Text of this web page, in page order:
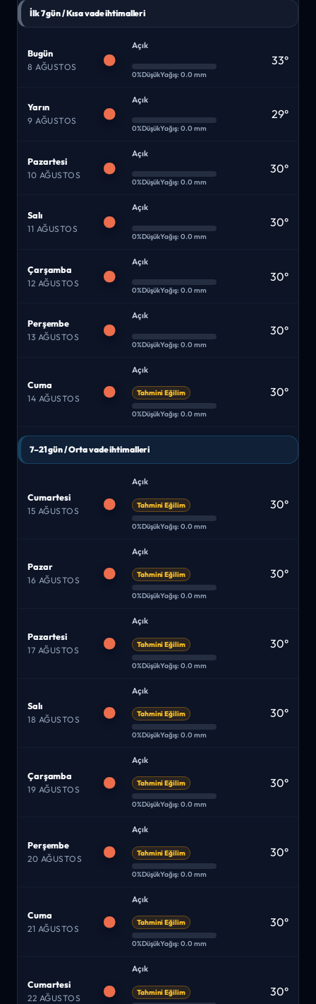
İlk 7 gün / Kısa vade ihtimalleri
Bugün
8 AĞUSTOS
Açık
0%DüşükYağış: 0.0 mm
33°
Yarın
9 AĞUSTOS
Açık
0%DüşükYağış: 0.0 mm
29°
Pazartesi
10 AĞUSTOS
Açık
0%DüşükYağış: 0.0 mm
30°
Salı
11 AĞUSTOS
Açık
0%DüşükYağış: 0.0 mm
30°
Çarşamba
12 AĞUSTOS
Açık
0%DüşükYağış: 0.0 mm
30°
Perşembe
13 AĞUSTOS
Açık
0%DüşükYağış: 0.0 mm
30°
Cuma
14 AĞUSTOS
Açık
Tahmini Eğilim
0%DüşükYağış: 0.0 mm
30°
7–21 gün / Orta vade ihtimalleri
Cumartesi
15 AĞUSTOS
Açık
Tahmini Eğilim
0%DüşükYağış: 0.0 mm
30°
Pazar
16 AĞUSTOS
Açık
Tahmini Eğilim
0%DüşükYağış: 0.0 mm
30°
Pazartesi
17 AĞUSTOS
Açık
Tahmini Eğilim
0%DüşükYağış: 0.0 mm
30°
Salı
18 AĞUSTOS
Açık
Tahmini Eğilim
0%DüşükYağış: 0.0 mm
30°
Çarşamba
19 AĞUSTOS
Açık
Tahmini Eğilim
0%DüşükYağış: 0.0 mm
30°
Perşembe
20 AĞUSTOS
Açık
Tahmini Eğilim
0%DüşükYağış: 0.0 mm
30°
Cuma
21 AĞUSTOS
Açık
Tahmini Eğilim
0%DüşükYağış: 0.0 mm
30°
Cumartesi
22 AĞUSTOS
Açık
Tahmini Eğilim 30°